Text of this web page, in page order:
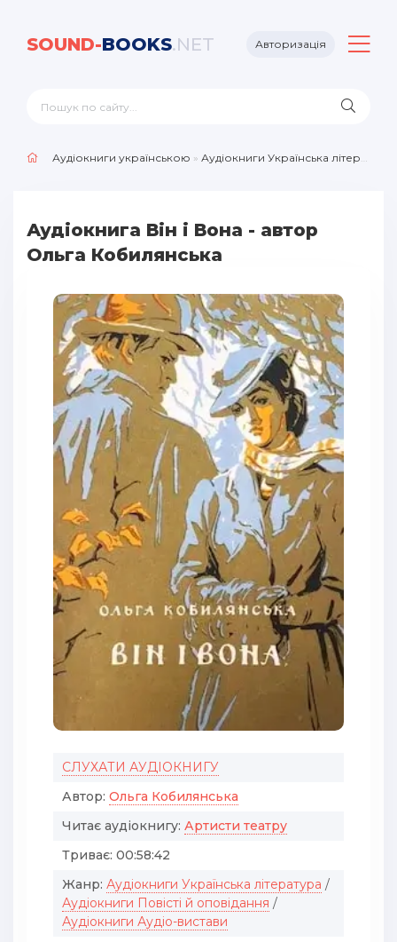
SOUND-BOOKS.NET Авторизація
Аудіокниги українською » Аудіокниги Українська література
Аудіокнига Він і Вона - автор
Ольга Кобилянська
СЛУХАТИ АУДІОКНИГУ
Автор: Ольга Кобилянська
Читає аудіокнигу: Артисти театру
Триває: 00:58:42
Жанр: Аудіокниги Українська література /
Аудіокниги Повісті й оповідання /
Аудіокниги Аудіо-вистави